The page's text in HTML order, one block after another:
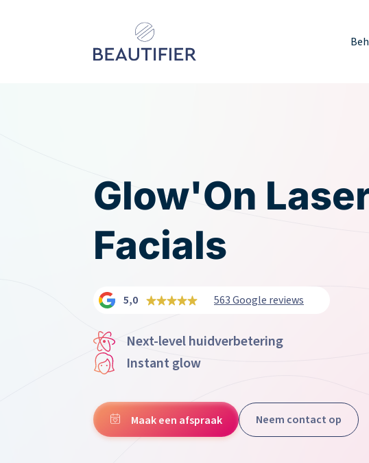
Kenniscentrum
Glow'On
Facials
5,0 563 Google reviews
Next-level huidverbetering
Instant glow
Maak een afspraak Neem contact op